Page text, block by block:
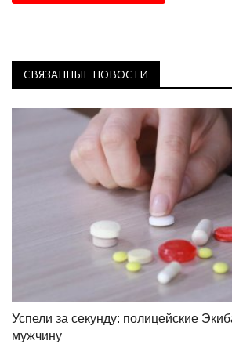
СВЯЗАННЫЕ НОВОСТИ
Успели за секунду: полицейские
мужчину